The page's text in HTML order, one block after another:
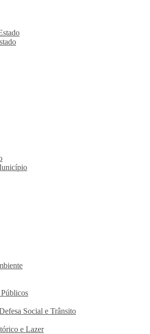
Social e Trânsito
e Lazer